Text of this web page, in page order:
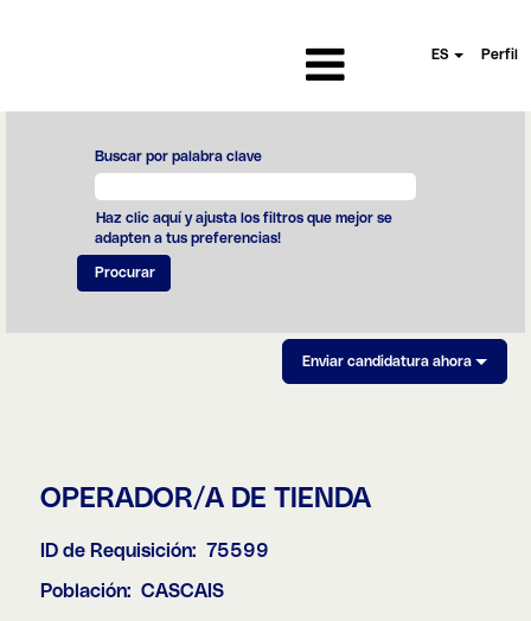
ES Perfil
Buscar por palabra clave
Haz clic aquí y ajusta los filtros que mejor se
adapten a tus preferencias!
Enviar candidatura ahora
OPERADOR/A DE TIENDA
ID de Requisición: 75599
Población: CASCAIS